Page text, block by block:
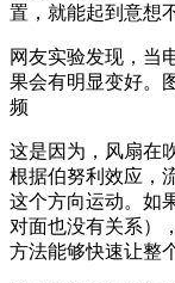
置，就能起到意想
网友实验发现，当
果会有明显变好。
频
这是因为，风扇在
根据伯努利效应，
这个方向运动。如
对面也没有关系）
方法能够快速让整